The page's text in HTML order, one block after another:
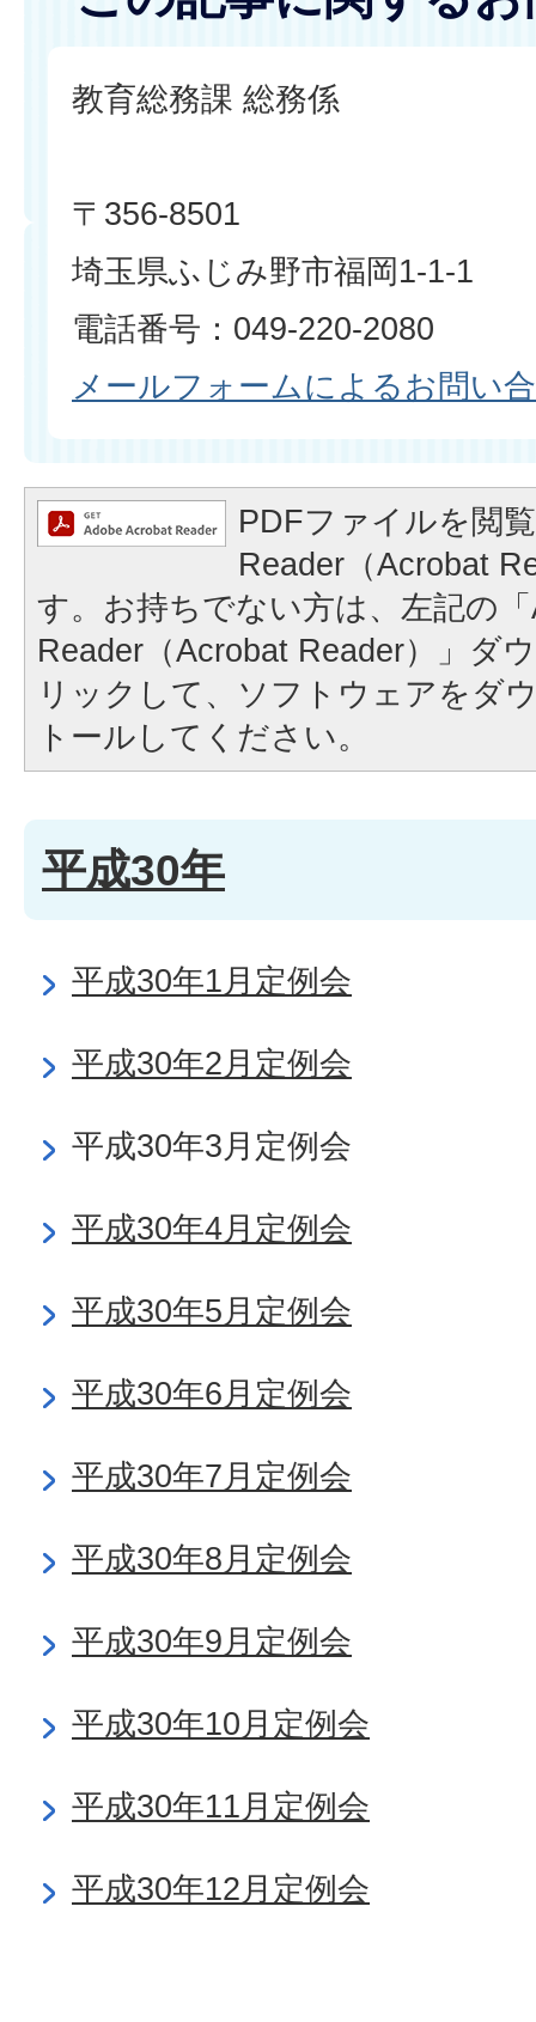
教育総務課 総務係
〒356-8501
埼玉県ふじみ野市福岡1-1-1
電話番号：049-220-2080
メールフォームによるお問い
PDFファイルを閲
Reader（Acrobat
す。お持ちでない方は、左記の
Reader（Acrobat Reader）」ダ
リックして、ソフトウェアをダ
トールしてください。
平成30年
平成30年1月定例会
平成30年2月定例会
平成30年3月定例会
平成30年4月定例会
平成30年5月定例会
平成30年6月定例会
平成30年7月定例会
平成30年8月定例会
平成30年9月定例会
平成30年10月定例会
平成30年11月定例会
平成30年12月定例会